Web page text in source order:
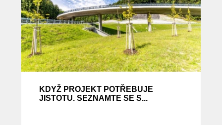
KDYŽ PROJEKT POTŘEBUJE
JISTOTU. SEZNAMTE SE S...